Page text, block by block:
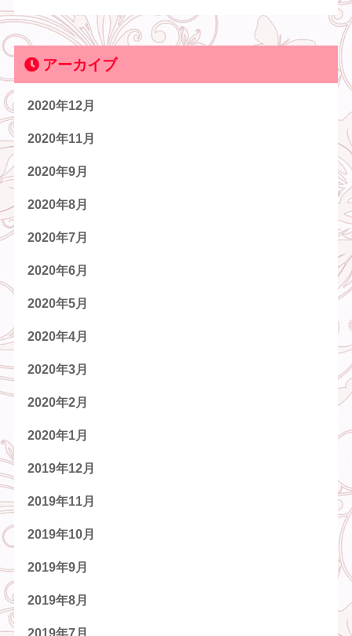
アーカイブ
2020年12月
2020年11月
2020年9月
2020年8月
2020年7月
2020年6月
2020年5月
2020年4月
2020年3月
2020年2月
2020年1月
2019年12月
2019年11月
2019年10月
2019年9月
2019年8月